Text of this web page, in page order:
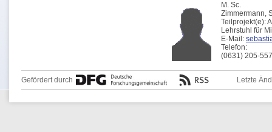
M. Sc.
Zimmermann,
Teilprojekt(e):
Lehrstuhl für
E-Mail:
Telefon:
(0631) 205-
Gefördert durch Letzte